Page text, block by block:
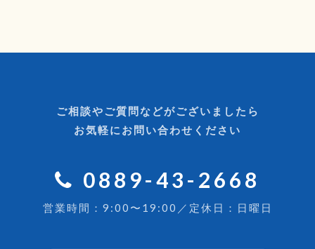
ご相談やご質問などがございましたら
お気軽にお問い合わせください
0889-43-2668
営業時間：9:00〜19:00／定休日：日曜日